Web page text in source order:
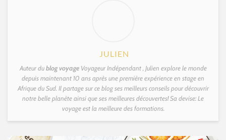
JULIEN
Auteur dublog voyageVoyageur Indépendant , Julien explore le monde
depuis maintenant 10 ans après une première expérience en stage en
Afrique du Sud. Il partage sur ce blog ses meilleurs conseils pour découvrir
notre belle planète ainsi que ses meilleures découvertes! Sa devise: Le
voyage est la meilleure des formations.